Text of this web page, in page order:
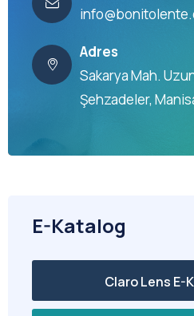
Adres
Sakarya Mah.
Şehzadeler,
E-Katalog
Claro Lens E-